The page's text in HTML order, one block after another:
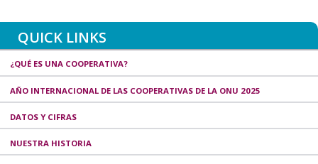
QUICK LINKS
¿QUÉ ES UNA COOPERATIVA?
AÑO INTERNACIONAL DE LAS COOPERATIVAS DE LA ONU 2025
DATOS Y CIFRAS
NUESTRA HISTORIA